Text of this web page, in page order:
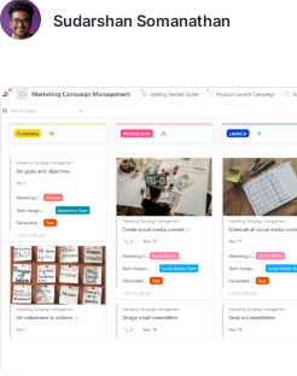
Sudarshan Somanathan